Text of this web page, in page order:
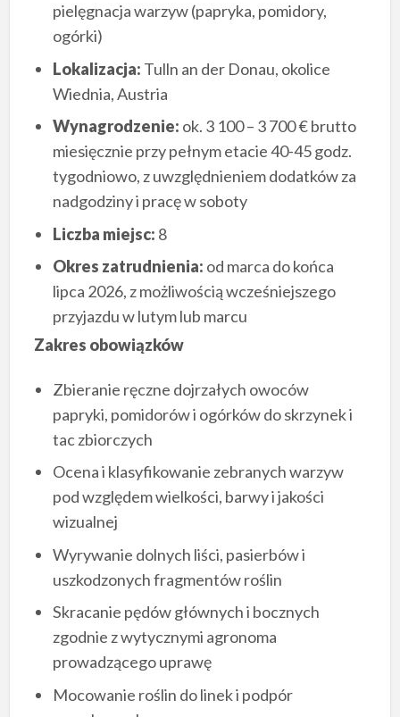
pielęgnacja warzyw (papryka, pomidory,
ogórki)
Lokalizacja: Tulln an der Donau, okolice
Wiednia, Austria
Wynagrodzenie: ok. 3 100 – 3 700 € brutto
miesięcznie przy pełnym etacie 40-45 godz.
tygodniowo, z uwzględnieniem dodatków za
nadgodziny i pracę w soboty
Liczba miejsc: 8
Okres zatrudnienia: od marca do końca
lipca 2026, z możliwością wcześniejszego
przyjazdu w lutym lub marcu
Zakres obowiązków
Zbieranie ręczne dojrzałych owoców
papryki, pomidorów i ogórków do skrzynek i
tac zbiorczych
Ocena i klasyfikowanie zebranych warzyw
pod względem wielkości, barwy i jakości
wizualnej
Wyrywanie dolnych liści, pasierbów i
uszkodzonych fragmentów roślin
Skracanie pędów głównych i bocznych
zgodnie z wytycznymi agronoma
prowadzącego uprawę
Mocowanie roślin do linek i podpór